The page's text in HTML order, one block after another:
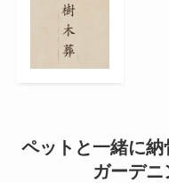
ペットと一緒に
ガーデニ